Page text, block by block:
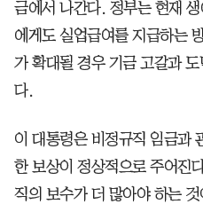
금에서 나간다. 정부는 현재
에게도 실업급여를 지급하는
가 확대될 경우 기금 고갈과
다.
이 대통령은 비정규직 임금과
한 보상이 정상적으로 주어진
직의 보수가 더 많아야 하는